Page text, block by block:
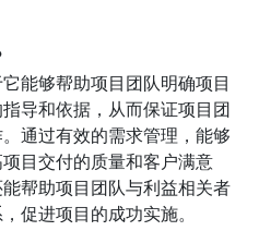
能够帮助项目团队明确项目
导和依据，从而保证项目团
通过有效的需求管理，能够
目交付的质量和客户满意
帮助项目团队与利益相关者
促进项目的成功实施。